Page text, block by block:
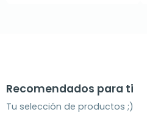
Recomendados para ti
Tu selección de productos ;)